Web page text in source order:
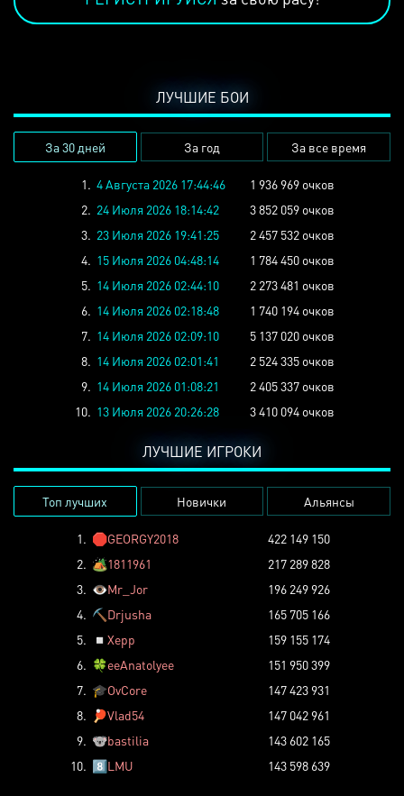
ЛУЧШИЕ БОИ
За 30 дней За год За все время
1. 4 Августа 2026 17:44:46
1 936 969 очков
2. 24 Июля 2026 18:14:42
3 852 059 очков
3. 23 Июля 2026 19:41:25
2 457 532 очков
4. 15 Июля 2026 04:48:14
1 784 450 очков
5. 14 Июля 2026 02:44:10
2 273 481 очков
6. 14 Июля 2026 02:18:48
1 740 194 очков
7. 14 Июля 2026 02:09:10
5 137 020 очков
8. 14 Июля 2026 02:01:41
2 524 335 очков
9. 14 Июля 2026 01:08:21
2 405 337 очков
10. 13 Июля 2026 20:26:28 3 410 094 очков
ЛУЧШИЕ ИГРОКИ
Топ лучших Новички Альянсы
1. 🛑GEORGY2018
422 149 150
2. 🏕️1811961
217 289 828
3. 👁️Mr_Jor
196 249 926
4. ⛏️ Drjusha
165 705 166
5.
◽ Xepp
159 155 174
6. 🍀eeAnatolyee
151 950 399
7. 🎓OvCore
147 423 931
8.
🏓Vlad54
147 042 961
9. 🐨bastilia
143 602 165
10. 8️⃣LMU 143 598 639